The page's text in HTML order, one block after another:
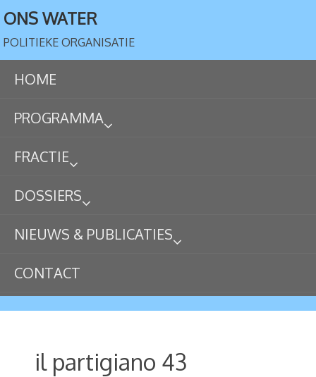
ONS WATER
POLITIEKE ORGANISATIE
HOME
PROGRAMMA
FRACTIE
DOSSIERS
NIEUWS & PUBLICATIES
CONTACT
il partigiano 43